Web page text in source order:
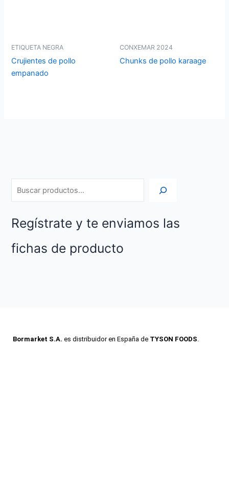
ETIQUETA NEGRA
Crujientes de pollo
empanado
CONXEMAR 2024
Chunks de pollo karaage
Regístrate y te enviamos las
fichas de producto
Bormarket S.A. es distribuidor en España de TYSON FOODS.